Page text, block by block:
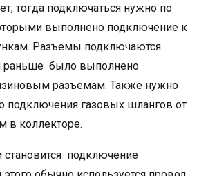
тогда подключаться нужно по
выполнено подключение к
Разъемы подключаются
раньше было выполнено
разъемам. Также нужно
подключения газовых шлангов от
в коллекторе.
подключение